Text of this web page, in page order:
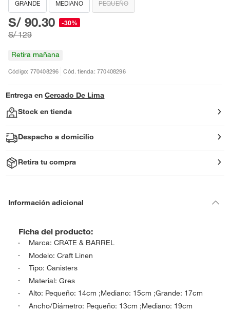
GRANDE MEDIANO PEQUEÑO
S/ 90.30 -30%
S/ 129
Retira mañana
Código: 770408296 Cód. tienda: 770408296
Entrega en Cercado De Lima
Stock en tienda
Despacho a domicilio
Retira tu compra
Información adicional
Ficha del producto:
Marca: CRATE & BARREL
Modelo: Craft Linen
Tipo: Canisters
Material: Gres
Alto: Pequeño: 14cm ;Mediano: 15cm ;Grande: 17cm
Ancho/Diámetro: Pequeño: 13cm ;Mediano: 19cm